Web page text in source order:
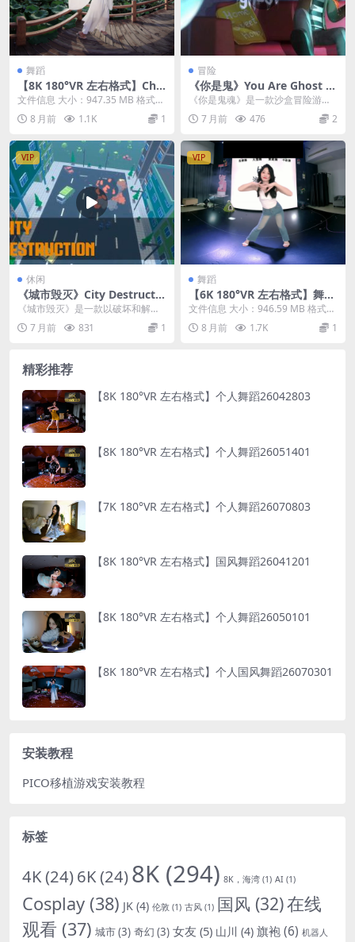
舞蹈
【8K 180°VR 左右格式】Chin
ese Style Dance『Green Sn
ake 青蛇』中国舞
文件信息 大小：947.35 MB 格式：
mp4（180°3D左右格式） 时长：...
8 月前 1.1K 1
冒险
《你是鬼》You Are Ghost v
0.9.7.28.36
《你是鬼魂》是一款沙盒冒险游
戏，你将化身为鬼屋里一个顽皮的
幽灵，置身于充满秘密、...
7 月前 476 2
VIP
休闲
《城市毁灭》City Destructio
n (MR Fix) v1.186.471
《城市毁灭》是一款以破坏和解压
为主题的模拟游戏，让你可以尽情
释放压力。 游戏类型...
7 月前 831 1
VIP
舞蹈
【6K 180°VR 左右格式】舞蹈
25-12-06
文件信息 大小：946.59 MB 格式：
mp4（180°3D左右格式） 时长：...
8 月前 1.7K 1
精彩推荐
【8K 180°VR 左右格式】个人舞蹈26042803
【8K 180°VR 左右格式】个人舞蹈26051401
【7K 180°VR 左右格式】个人舞蹈26070803
【8K 180°VR 左右格式】国风舞蹈26041201
【8K 180°VR 左右格式】个人舞蹈26050101
【8K 180°VR 左右格式】个人国风舞蹈26070301
安装教程
PICO移植游戏安装教程
标签
4K(24)6K(24)8K (294) 8K，海湾 (1) AI (1)
Cosplay (38) JK (4) 伦敦 (1) 古风 (1) 国风 (32)在线
观看 (37) 城市(3) 奇幻 (3) 女友 (5) 山川 (4) 旗袍(6) 机器人